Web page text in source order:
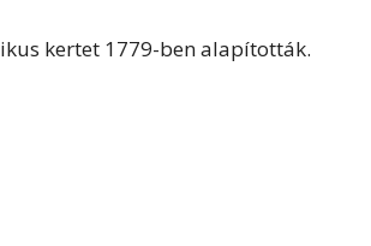
kertet 1779-ben alapították.